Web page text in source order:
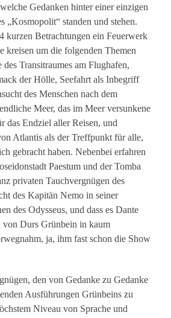
Gedanken hinter einer einzigen
„Kosmopolit“ standen und stehen.
kurzen Betrachtungen ein Feuerwerk
kreisen um die folgenden Themen
Transitraumes am Flughafen,
der Hölle, Seefahrt als Inbegriff
des Menschen nach dem
Meer, das im Meer versunkene
das Endziel aller Reisen, und
Atlantis als der Treffpunkt für alle,
gebracht haben. Nebenbei erfahren
Paestum und der Tomba
privaten Tauchvergnügen des
des Kapitän Nemo in seiner
des Odysseus, und dass es Dante
von Durs Grünbein in kaum
ja, ihm fast schon die Show
den von Gedanke zu Gedanke
Ausführungen Grünbeins zu
Niveau von Sprache und